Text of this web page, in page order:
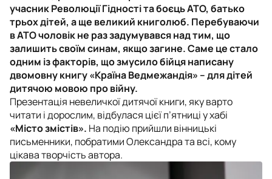
учасник Революції Гідності та боєць АТО, батько
трьох дітей, а ще великий книголюб. Перебуваючи
в АТО чоловік не раз задумувався над тим, що
залишить своїм синам, якщо загине. Саме це стало
одним із факторів, що змусило бійця написану
двомовну книгу «Країна Ведмежандія» – для дітей
дитячою мовою про війну.
Презентація невеличкої дитячої книги, яку варто
читати і дорослим, відбулася цієї п’ятниці у хабі
«Місто змістів». На подію прийшли вінницькі
письменники, побратими Олександра та всі, кому
цікава творчість автора.